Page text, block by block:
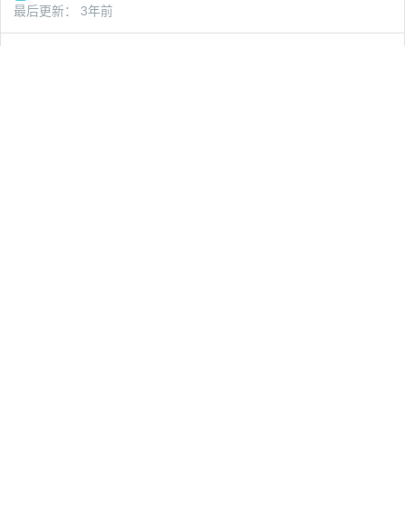
最后更新： 3年前